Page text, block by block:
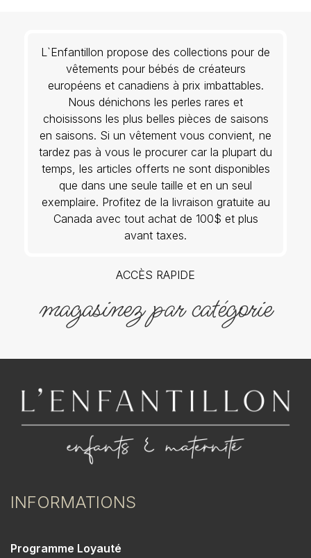
L`Enfantillon propose des collections pour de
vêtements pour bébés de créateurs
européens et canadiens à prix imbattables.
Nous dénichons les perles rares et
choisissons les plus belles pièces de saisons
en saisons. Si un vêtement vous convient, ne
tardez pas à vous le procurer car la plupart du
temps, les articles offerts ne sont disponibles
que dans une seule taille et en un seul
exemplaire. Profitez de la livraison gratuite au
Canada avec tout achat de 100$ et plus
avant taxes.
ACCÈS RAPIDE
magasinez par catégorie
INFORMATIONS
Programme Loyauté